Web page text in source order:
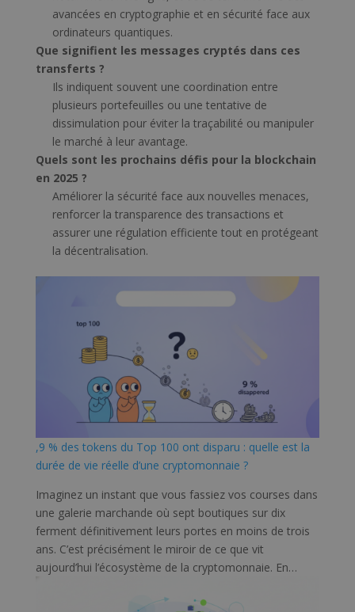
avancées en cryptographie et en sécurité face aux
ordinateurs quantiques.
Que signifient les messages cryptés dans ces
transferts ?
Ils indiquent souvent une coordination entre
plusieurs portefeuilles ou une tentative de
dissimulation pour éviter la traçabilité ou manipuler
le marché à leur avantage.
Quels sont les prochains défis pour la blockchain
en 2025 ?
Améliorer la sécurité face aux nouvelles menaces,
renforcer la transparence des transactions et
assurer une régulation efficiente tout en protégeant
la décentralisation.
,9 % des tokens du Top 100 ont disparu : quelle est la
durée de vie réelle d’une cryptomonnaie ?
Imaginez un instant que vous fassiez vos courses dans
une galerie marchande où sept boutiques sur dix
ferment définitivement leurs portes en moins de trois
ans. C’est précisément le miroir de ce que vit
aujourd’hui l’écosystème de la cryptomonnaie. En…